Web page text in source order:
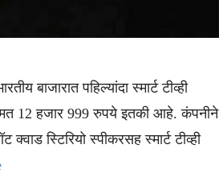
बाजारात पहिल्यांदा स्मार्ट टीव्ही
12 हजार 999 रुपये इतकी आहे. कंपनीने
स्टिरियो स्पीकरसह स्मार्ट टीव्ही